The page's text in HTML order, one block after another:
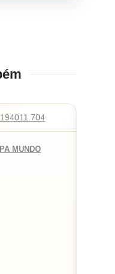
MUNDO